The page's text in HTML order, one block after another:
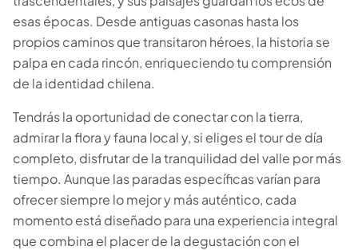
esas épocas. Desde antiguas casonas hasta los
propios caminos que transitaron héroes, la historia se
palpa en cada rincón, enriqueciendo tu comprensión
de la identidad chilena.
Tendrás la oportunidad de conectar con la tierra,
admirar la flora y fauna local y, si eliges el tour de día
completo, disfrutar de la tranquilidad del valle por más
tiempo. Aunque las paradas específicas varían para
ofrecer siempre lo mejor y más auténtico, cada
momento está diseñado para una experiencia integral
que combina el placer de la degustación con el
E
¡Hola! 👋 Soy el asistente virtual de Escapada Tours
Chile.
Guías profesionales desde hace 26 años en Turismo
Te ayudaré a encontrar la experiencia ideal en 3
preguntas rápidas.
¿Cuántosdías tienes disponiblespara las
experiencias?